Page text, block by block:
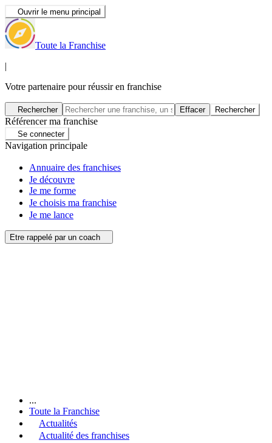
Ouvrir le menu principal
Toute la Franchise
|
Votre partenaire pour réussir en franchise
Rechercher Effacer Rechercher
Référencer ma franchise
Se connecter
Navigation principale
Annuaire des franchises
Je découvre
Je me forme
Je choisis ma franchise
Je me lance
Etre rappelé par un coach
...
Toute la Franchise
Actualités
Actualité des franchises